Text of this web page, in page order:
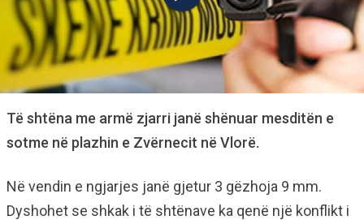
Të shtëna me armë zjarri janë shënuar mesditën e
sotme në plazhin e Zvërnecit në Vlorë.
Në vendin e ngjarjes janë gjetur 3 gëzhoja 9 mm.
Dyshohet se shkak i të shtënave ka qenë një konflikt i